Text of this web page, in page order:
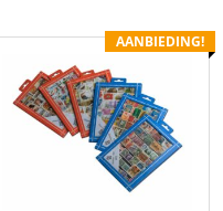
AANBIEDING!